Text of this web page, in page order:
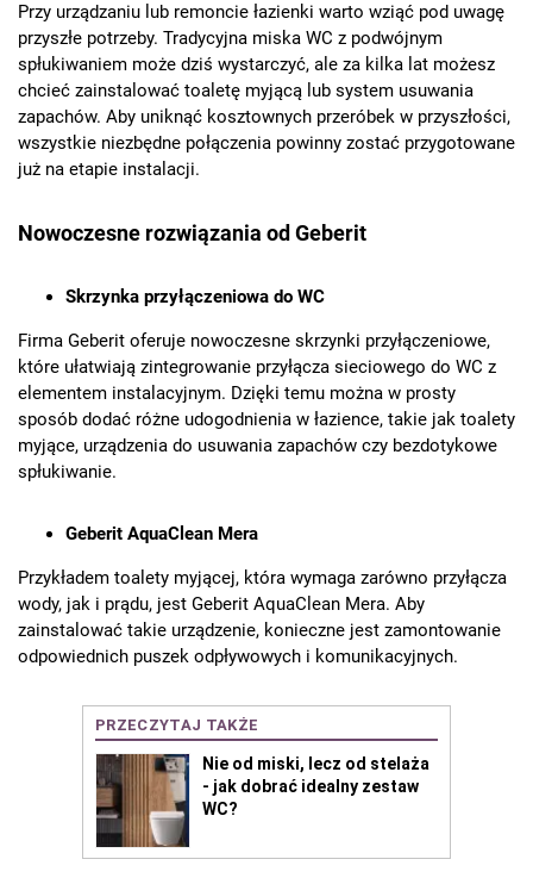
Przy urządzaniu lub remoncie łazienki warto wziąć pod uwagę
przyszłe potrzeby. Tradycyjna miska WC z podwójnym
spłukiwaniem może dziś wystarczyć, ale za kilka lat możesz
chcieć zainstalować toaletę myjącą lub system usuwania
zapachów. Aby uniknąć kosztownych przeróbek w przyszłości,
wszystkie niezbędne połączenia powinny zostać przygotowane
już na etapie instalacji.
Nowoczesne rozwiązania od Geberit
Skrzynka przyłączeniowa do WC
Firma Geberit oferuje nowoczesne skrzynki przyłączeniowe,
które ułatwiają zintegrowanie przyłącza sieciowego do WC z
elementem instalacyjnym. Dzięki temu można w prosty
sposób dodać różne udogodnienia w łazience, takie jak toalety
myjące, urządzenia do usuwania zapachów czy bezdotykowe
spłukiwanie.
Geberit AquaClean Mera
Przykładem toalety myjącej, która wymaga zarówno przyłącza
wody, jak i prądu, jest Geberit AquaClean Mera. Aby
zainstalować takie urządzenie, konieczne jest zamontowanie
odpowiednich puszek odpływowych i komunikacyjnych.